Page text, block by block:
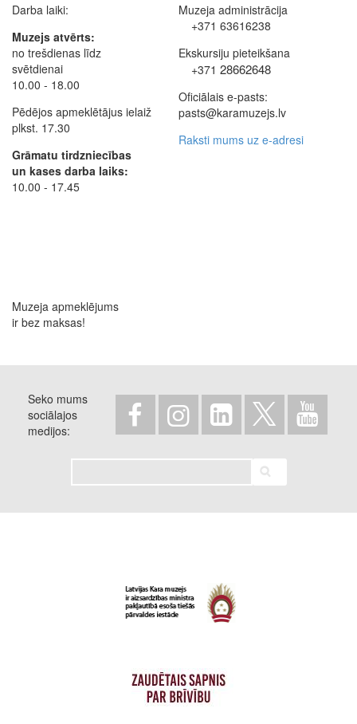
Darba laiki:
Muzejs atvērts:
no trešdienas līdz
svētdienai
10.00 - 18.00
Pēdējos apmeklētājus ielaiž
plkst. 17.30
Grāmatu tirdzniecības
un kases darba laiks:
10.00 - 17.45
Muzeja administrācija
+371 63616238
Ekskursiju pieteikšana
+371 28662648
Oficiālais e-pasts:
pasts@karamuzejs.lv
Raksti mums uz e-adresi
Muzeja apmeklējums
ir bez maksas!
Seko mums
sociālajos
medijos